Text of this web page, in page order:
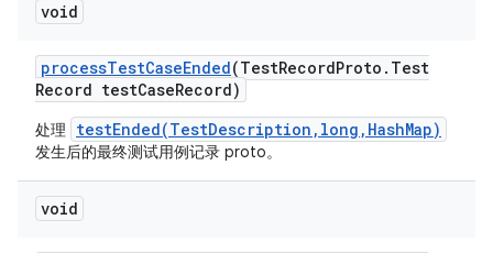
void
processTestCaseEnded(TestRecordProto . Test
Record testCaseRecord)
处理 testEnded(TestDescription,long,HashMap)
发生后的最终测试用例记录 proto。
void